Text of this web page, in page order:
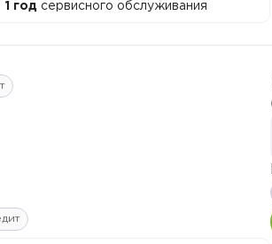
1 год сервисного обслуживания